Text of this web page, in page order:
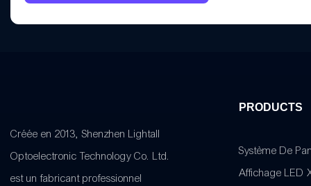
Créée en 2013, Shenzhen Lightall
Optoelectronic Technology Co. Ltd.
est un fabricant professionnel
PRODUCTS
Système De
Affichage LED